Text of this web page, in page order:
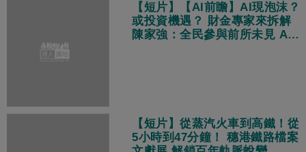
【短片】【AI前瞻】AI現泡沫？
或投資機遇？ 財金專家來拆解
陳家強：全民參與前所未見 AI
【短片】從蒸汽火車到高鐵！從
5小時到47分鐘！ 穗港鐵路檔案